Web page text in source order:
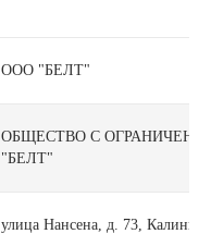
ООО "БЕЛТ"
ОБЩЕСТВО С
"БЕЛТ"
улица Нансена, д. 73,